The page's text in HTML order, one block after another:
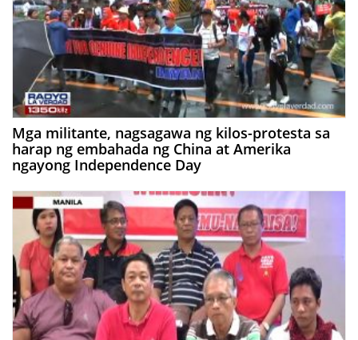
Mga militante, nagsagawa ng kilos-protesta sa
harap ng embahada ng China at Amerika
ngayong Independence Day